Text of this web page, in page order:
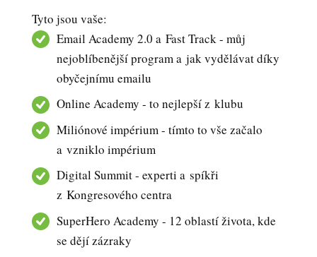
Tyto jsou vaše:
Email Academy 2.0 a Fast Track - můj
nejoblíbenější program a jak vydělávat díky
obyčejnímu emailu
Online Academy - to nejlepší z klubu
Miliónové impérium - tímto to vše začalo
a vzniklo impérium
Digital Summit - experti a spíkři
z Kongresového centra
SuperHero Academy - 12 oblastí života, kde
se dějí zázraky